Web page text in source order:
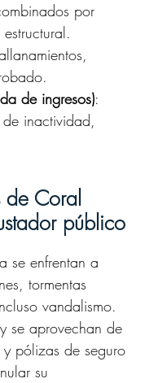
por
de ingresos):
inactividad,
de Coral
público
se enfrentan a
tormentas
vandalismo.
se aprovechan de
pólizas de seguro
su